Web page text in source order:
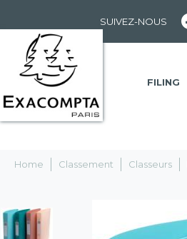
SUIVEZ-NOUS
FILING
Home Classement Classeurs